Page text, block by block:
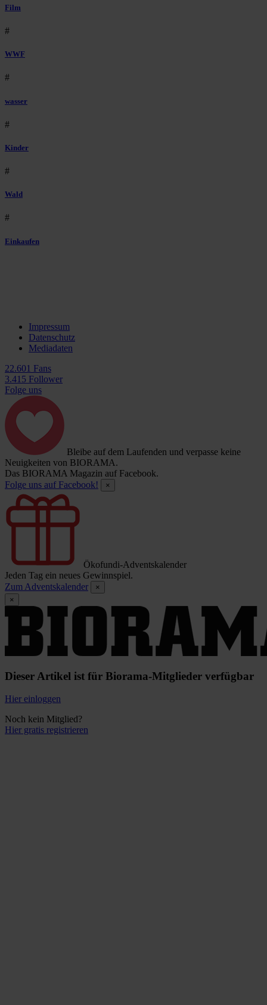
Film
#
WWF
#
wasser
#
Kinder
#
Wald
#
Einkaufen
Impressum
Datenschutz
Mediadaten
22.601 Fans
3.415 Follower
Folge uns
Bleibe auf dem Laufenden und verpasse keine
Neuigkeiten von BIORAMA.
Das BIORAMA Magazin auf Facebook.
Folge uns auf Facebook!
×
Ökofundi-Adventskalender
Jeden Tag ein neues Gewinnspiel.
Zum Adventskalender
×
×
Dieser Artikel ist für Biorama-Mitglieder verfügbar
Hier einloggen
Noch kein Mitglied?
Hier gratis registrieren